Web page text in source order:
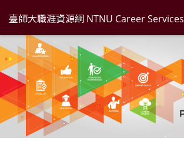
臺師大職涯資源網 NTNU Career Services